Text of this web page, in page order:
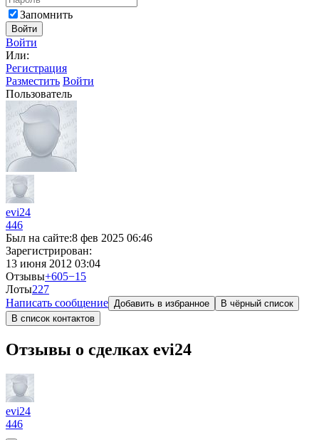
Запомнить
Войти
Войти
Или:
Регистрация
Разместить Войти
Пользователь
evi24
446
Был на сайте:8 фев 2025 06:46
Зарегистрирован:
13 июня 2012 03:04
Отзывы+605−15
Лоты227
Написать сообщение Добавить в избранное
В чёрный список
В список контактов
Отзывы о сделках evi24
evi24
446